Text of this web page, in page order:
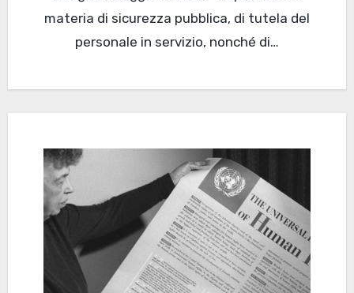
materia di sicurezza pubblica, di tutela del
personale in servizio, nonché di…